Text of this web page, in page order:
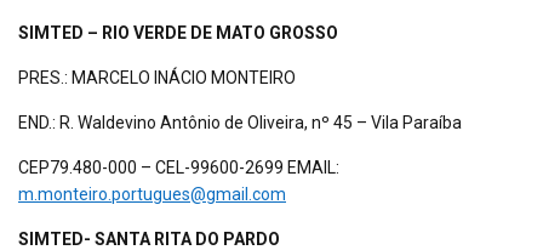
SIMTED – RIO VERDE DE MATO GROSSO
PRES.: MARCELO INÁCIO MONTEIRO
END.: R. Waldevino Antônio de Oliveira, nº 45 – Vila Paraíba
CEP79.480-000 – CEL-99600-2699 EMAIL:
m.monteiro.portugues@gmail.com
SIMTED- SANTA RITA DO PARDO